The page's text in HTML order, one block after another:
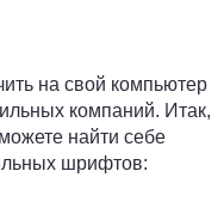
на свой компьютер
компаний. Итак,
найти себе
шрифтов: